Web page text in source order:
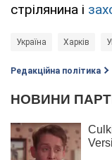
стрілянина і
Україна Харків
Редакційна політика